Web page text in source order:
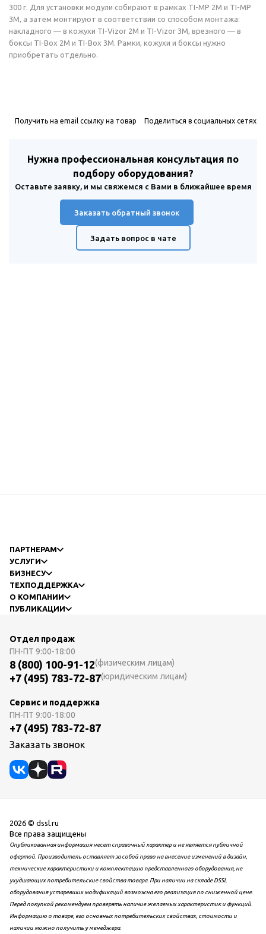
300 г. Для установки модули собирают в рамках TI-MP 2M и TI-MP
3M, а затем монтируют в соответствии со способом монтажа:
накладного — в кожухи TI-Vizor 2M и TI-Vizor 3M, врезного — в
боксы TI-Box 2M и TI-Box 3M. Рамки, кожухи и боксы нужно
приобретать отдельно.
Получить на email ссылку на товар Поделиться в социальных сетях
Нужна профессиональная консультация по
подбору оборудования?
Оставьте заявку, и мы свяжемся с Вами в ближайшее время
Заказать обратный звонок
Задать вопрос в чате
ПАРТНЕРАМ
УСЛУГИ
БИЗНЕСУ
ТЕХПОДДЕРЖКА
О КОМПАНИИ
ПУБЛИКАЦИИ
Отдел продаж
ПН-ПТ 9:00-18:00
8 (800) 100-91-12(физическим лицам)
+7 (495) 783-72-87(юридическим лицам)
Сервис и поддержка
ПН-ПТ 9:00-18:00
+7 (495) 783-72-87
Заказать звонок
2026 © dssl.ru
Все права защищены
Опубликованная информация несет справочный характер и не является публичной
офертой. Производитель оставляет за собой право на внесение изменений в дизайн,
технические характеристики и комплектацию представленного оборудования, не
ухудшающих потребительские свойства товара. При наличии на складе DSSL
оборудования устаревших модификаций возможна его реализация по сниженной цене.
Перед покупкой рекомендуем проверять наличие желаемых характеристик и функций.
Информацию о товаре, его основных потребительских свойствах, стоимости и
наличии можно получить у менеджера.